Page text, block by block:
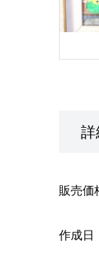
詳
販売価
作成日